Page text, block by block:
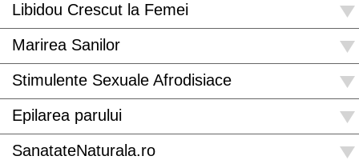
Libidou Crescut la Femei
Marirea Sanilor
Stimulente Sexuale Afrodisiace
Epilarea parului
SanatateNaturala.ro